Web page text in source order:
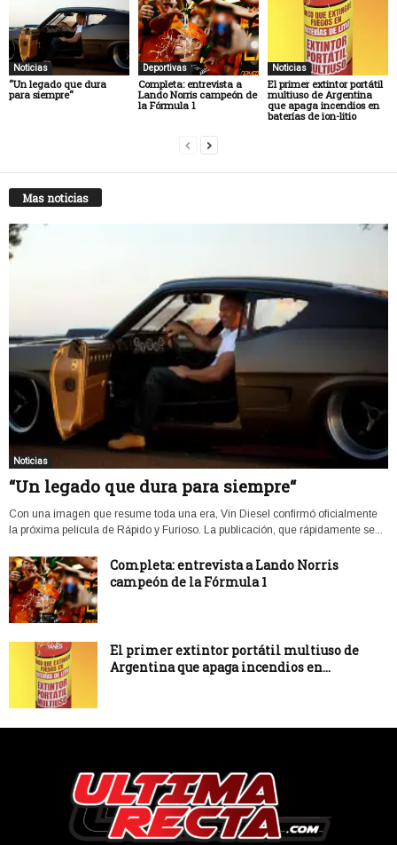
Noticias
“Un legado que dura
para siempre“
Deportivas
Completa: entrevista a
Lando Norris campeón de
la Fórmula 1
Noticias
El primer extintor portátil
multiuso de Argentina
que apaga incendios en
baterías de ion-litio
Mas noticias
Noticias
“Un legado que dura para siempre“
Con una imagen que resume toda una era, Vin Diesel confirmó oficialmente
la próxima película de Rápido y Furioso. La publicación, que rápidamente se...
Completa: entrevista a Lando Norris
campeón de la Fórmula 1
El primer extintor portátil multiuso de
Argentina que apaga incendios en...